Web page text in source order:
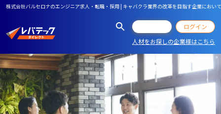
株式会社バルセロナのエンジニア求人・転職・採用 | キャバクラ業界の改革を目指す企業にお
ログイン
人材をお探しの企業様はこちら